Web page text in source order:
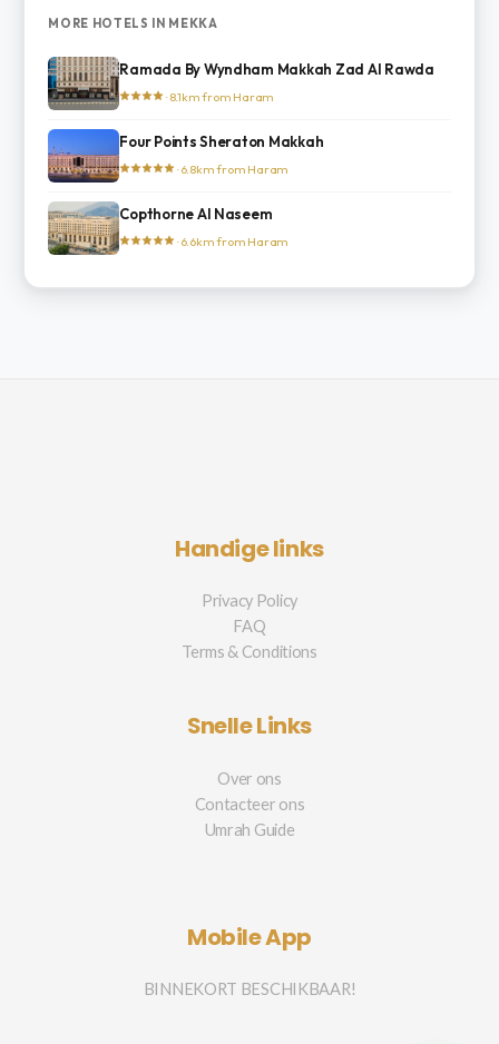
MORE HOTELS IN MEKKA
Ramada By Wyndham Makkah Zad Al Rawda
· 8.1km from Haram
Four Points Sheraton Makkah
· 6.8km from Haram
Copthorne Al Naseem
· 6.6km from Haram
Handige links
Privacy Policy
FAQ
Terms & Conditions
Snelle Links
Over ons
Contacteer ons
Umrah Guide
Mobile App
BINNEKORT BESCHIKBAAR!